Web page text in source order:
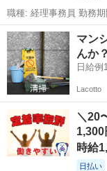
職種: 経理事務員 勤務期間: 長期（3ヶ月以上） 仕事内容: 三原市のゴ
ルフ場での 経理事務業
業務 請求書のチェック
出入...
広島 三原市
マン
んか
Lacotto
＼20
時給
日払い